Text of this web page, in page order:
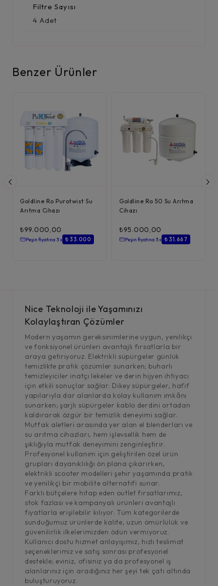
Filtre Sayısı
4 Adet
Benzer Ürünler
Goldline Ro Purotwist Su
Arıtma Cihazı
₺99.000,00
Peşin fiyatına 3 x ₺ 33.000
Goldline Ro 50 Su Arıtma
Cihazı
₺95.000,00
Peşin fiyatına 3 x ₺ 31.667
Nice Teknoloji ile Yaşamınızı
Kolaylaştıran Çözümler
Modern yaşamın gereksinimlerine uygun, yenilikçi
ve fonksiyonel ürünleri avantajlı fırsatlarla bir
araya getiriyoruz. Elektrikli süpürgeler günlük
temizlikte pratik çözümler sunarken; buharlı
temizleyiciler inatçı lekeler ve derin hijyen ihtiyacı
için etkili sonuçlar sağlar. Dikey süpürgeler, hafif
yapılarıyla dar alanlarda kolay kullanım imkânı
sunarken; şarjlı süpürgeler kablo derdini ortadan
kaldırarak özgür bir temizlik deneyimi sağlar.
Mutfak aletleri arasında yer alan el blenderları ve
su arıtma cihazları, hem işlevsellik hem de
şıklığıyla mutfak deneyimini zenginleştirir.
Profesyonel kullanım için geliştirilen özel ürün
grupları dayanıklılığı ön plana çıkarırken,
elektrikli scooter modelleri şehir yaşamında pratik
ve yenilikçi bir mobilite alternatifi sunar.
Farklı bütçelere hitap eden outlet fırsatlarımız,
stok fazlası ve kampanyalı ürünleri avantajlı
fiyatlarla erişilebilir kılıyor. Tüm kategorilerde
sunduğumuz ürünlerde kalite, uzun ömürlülük ve
güvenilirlik ilkelerimizden ödün vermiyoruz.
Kullanıcı dostu hizmet anlayışımız, hızlı teslimat
seçeneklerimiz ve satış sonrası profesyonel
destekle; eviniz, ofisiniz ya da profesyonel iş
alanlarınız için aradığınız her şeyi tek çatı altında
buluşturuyoruz.